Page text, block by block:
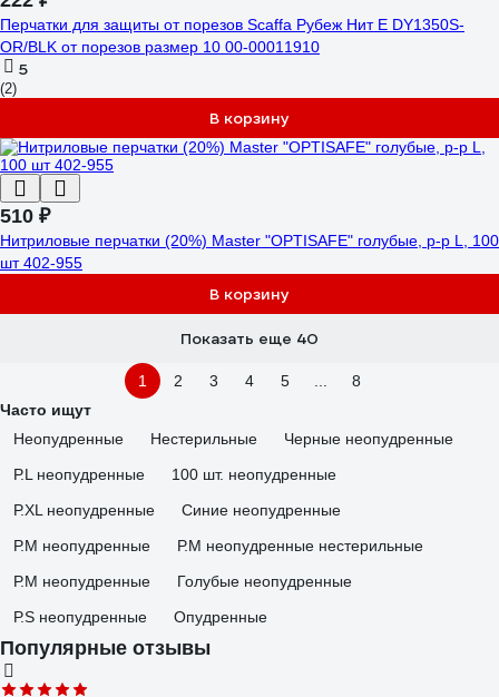
Перчатки для защиты от порезов Scaffa Рубеж Нит Е DY1350S-
OR/BLK от порезов размер 10 00-00011910
5
(2)
В корзину
510 ₽
Нитриловые перчатки (20%) Master "OPTISAFE" голубые, р-р L, 100
шт 402-955
В корзину
Показать еще 40
1 2 3 4 5
8
Часто ищут
Неопудренные
Нестерильные
Черные неопудренные
Р.L неопудренные
100 шт. неопудренные
Р.XL неопудренные
Синие неопудренные
Р.М неопудренные
Р.М неопудренные нестерильные
Р.М неопудренные
Голубые неопудренные
Р.S неопудренные
Опудренные
Популярные отзывы